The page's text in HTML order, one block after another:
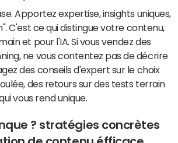
Apportez expertise, insights uniques,
C'est ce qui distingue votre contenu,
et pour l'IA. Si vous vendez des
ne vous contentez pas de décrire
des conseils d'expert sur le choix
des retours sur des tests terrain
vous rend unique.
? stratégies concrètes